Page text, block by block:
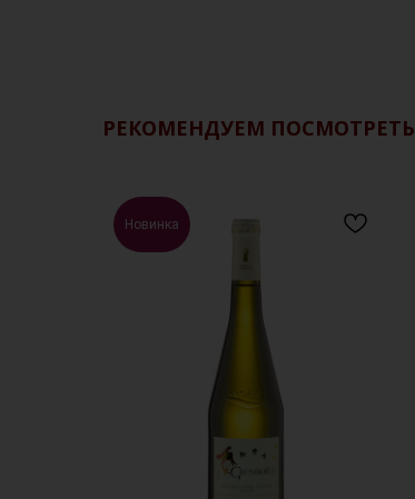
РЕКОМЕНДУЕМ ПОСМОТРЕТЬ
Новинка